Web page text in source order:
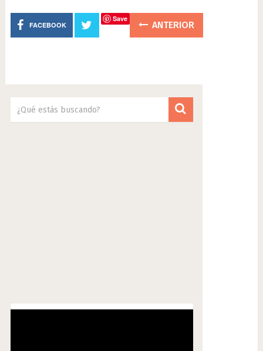
FACEBOOK
Save
ANTERIOR